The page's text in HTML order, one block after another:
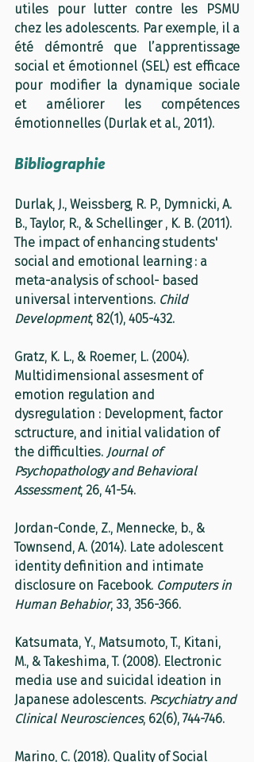
utiles pour lutter contre les PSMU
chez les adolescents. Par exemple, il a
été démontré que l’apprentissage
social et émotionnel (SEL) est efficace
pour modifier la dynamique sociale
et améliorer les compétences
émotionnelles (Durlak et al., 2011).
Bibliographie
Durlak, J., Weissberg, R. P., Dymnicki, A.
B., Taylor, R., & Schellinger , K. B. (2011).
The impact of enhancing students'
social and emotional learning : a
meta-analysis of school- based
universal interventions. Child
Development, 82(1), 405-432.
Gratz, K. L., & Roemer, L. (2004).
Multidimensional assesment of
emotion regulation and
dysregulation : Development, factor
sctructure, and initial validation of
the difficulties. Journal of
Psychopathology and Behavioral
Assessment, 26, 41-54.
Jordan-Conde, Z., Mennecke, b., &
Townsend, A. (2014). Late adolescent
identity definition and intimate
disclosure on Facebook. Computers in
Human Behabior, 33, 356-366.
Katsumata, Y., Matsumoto, T., Kitani,
M., & Takeshima, T. (2008). Electronic
media use and suicidal ideation in
Japanese adolescents. Pscychiatry and
Clinical Neurosciences, 62(6), 744-746.
Marino, C. (2018). Quality of Social